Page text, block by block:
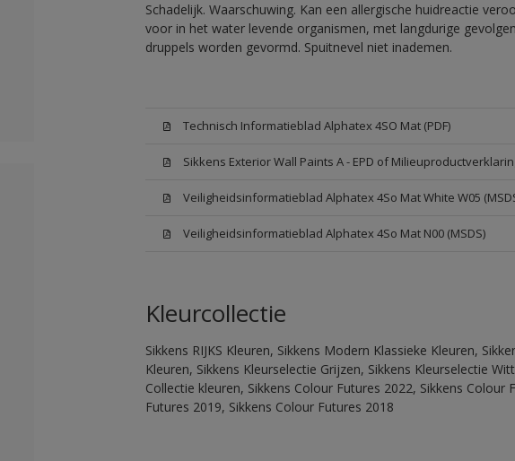
Schadelijk. Waarschuwing. Kan een allergische huidreactie
voor in het water levende organismen, met langdurige
druppels worden gevormd. Spuitnevel niet inademen.
Technisch Informatieblad Alphatex 4SO Mat (PDF)
Sikkens Exterior Wall Paints A - EPD of
Veiligheidsinformatieblad Alphatex 4So Mat White W05
Veiligheidsinformatieblad Alphatex 4So Mat N00 (MSDS)
Kleurcollectie
Sikkens RIJKS Kleuren, Sikkens Modern Klassieke Kleuren,
Kleuren, Sikkens Kleurselectie Grijzen, Sikkens Kleurselectie
Collectie kleuren, Sikkens Colour Futures 2022, Sikkens
Futures 2019, Sikkens Colour Futures 2018